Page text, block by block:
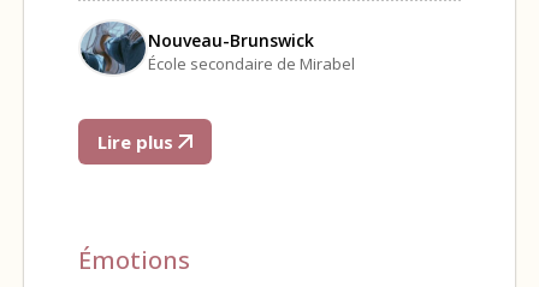
Nouveau-Brunswick
École secondaire de Mirabel
Lire plus
Émotions